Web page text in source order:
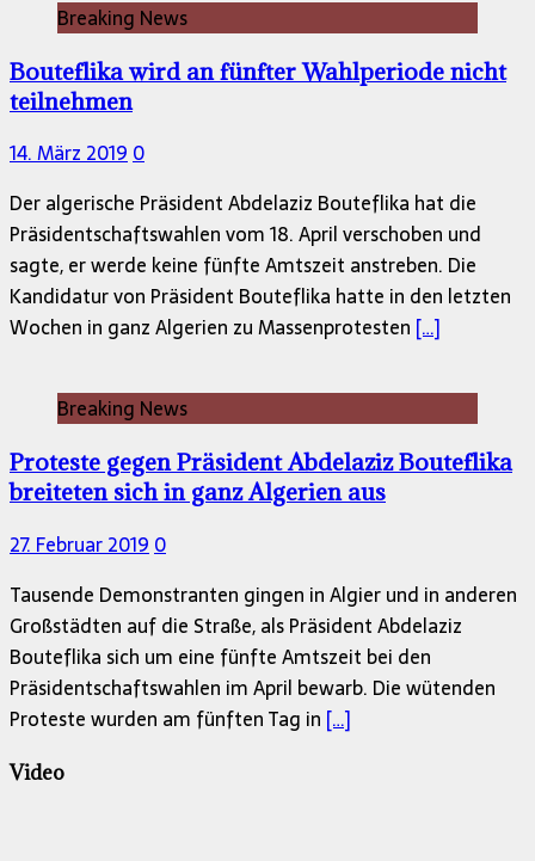
Breaking News
Bouteflika wird an fünfter Wahlperiode nicht
teilnehmen
14. März 20190
Der algerische Präsident Abdelaziz Bouteflika hat die
Präsidentschaftswahlen vom 18. April verschoben und
sagte, er werde keine fünfte Amtszeit anstreben. Die
Kandidatur von Präsident Bouteflika hatte in den letzten
Wochen in ganz Algerien zu Massenprotesten […]
Breaking News
Proteste gegen Präsident Abdelaziz Bouteflika
breiteten sich in ganz Algerien aus
27. Februar 2019 0
Tausende Demonstranten gingen in Algier und in anderen
Großstädten auf die Straße, als Präsident Abdelaziz
Bouteflika sich um eine fünfte Amtszeit bei den
Präsidentschaftswahlen im April bewarb. Die wütenden
Proteste wurden am fünften Tag in […]
Video